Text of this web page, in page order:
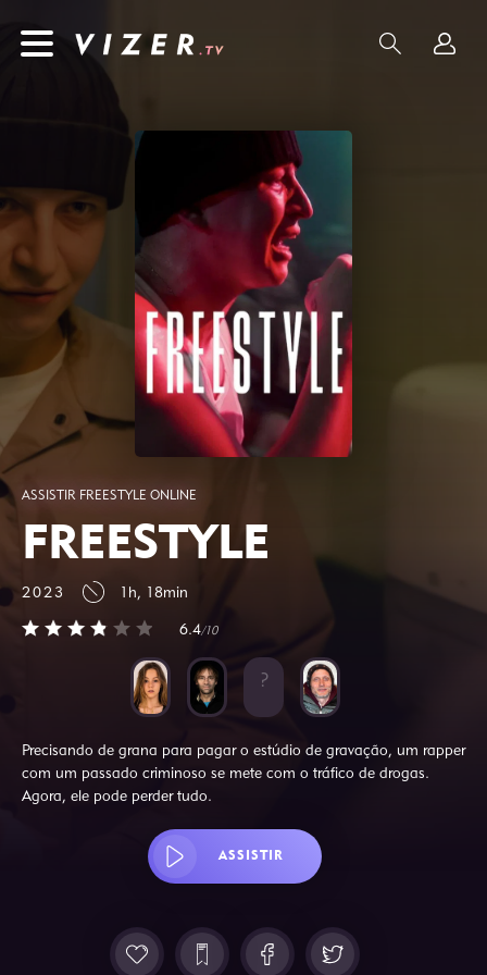
ASSISTIR FREESTYLE ONLINE
FREESTYLE
2023 1h, 18min
6.4/10
Precisando de grana para pagar o estúdio de gravação, um rapper
com um passado criminoso se mete com o tráfico de drogas.
Agora, ele pode perder tudo.
ASSISTIR